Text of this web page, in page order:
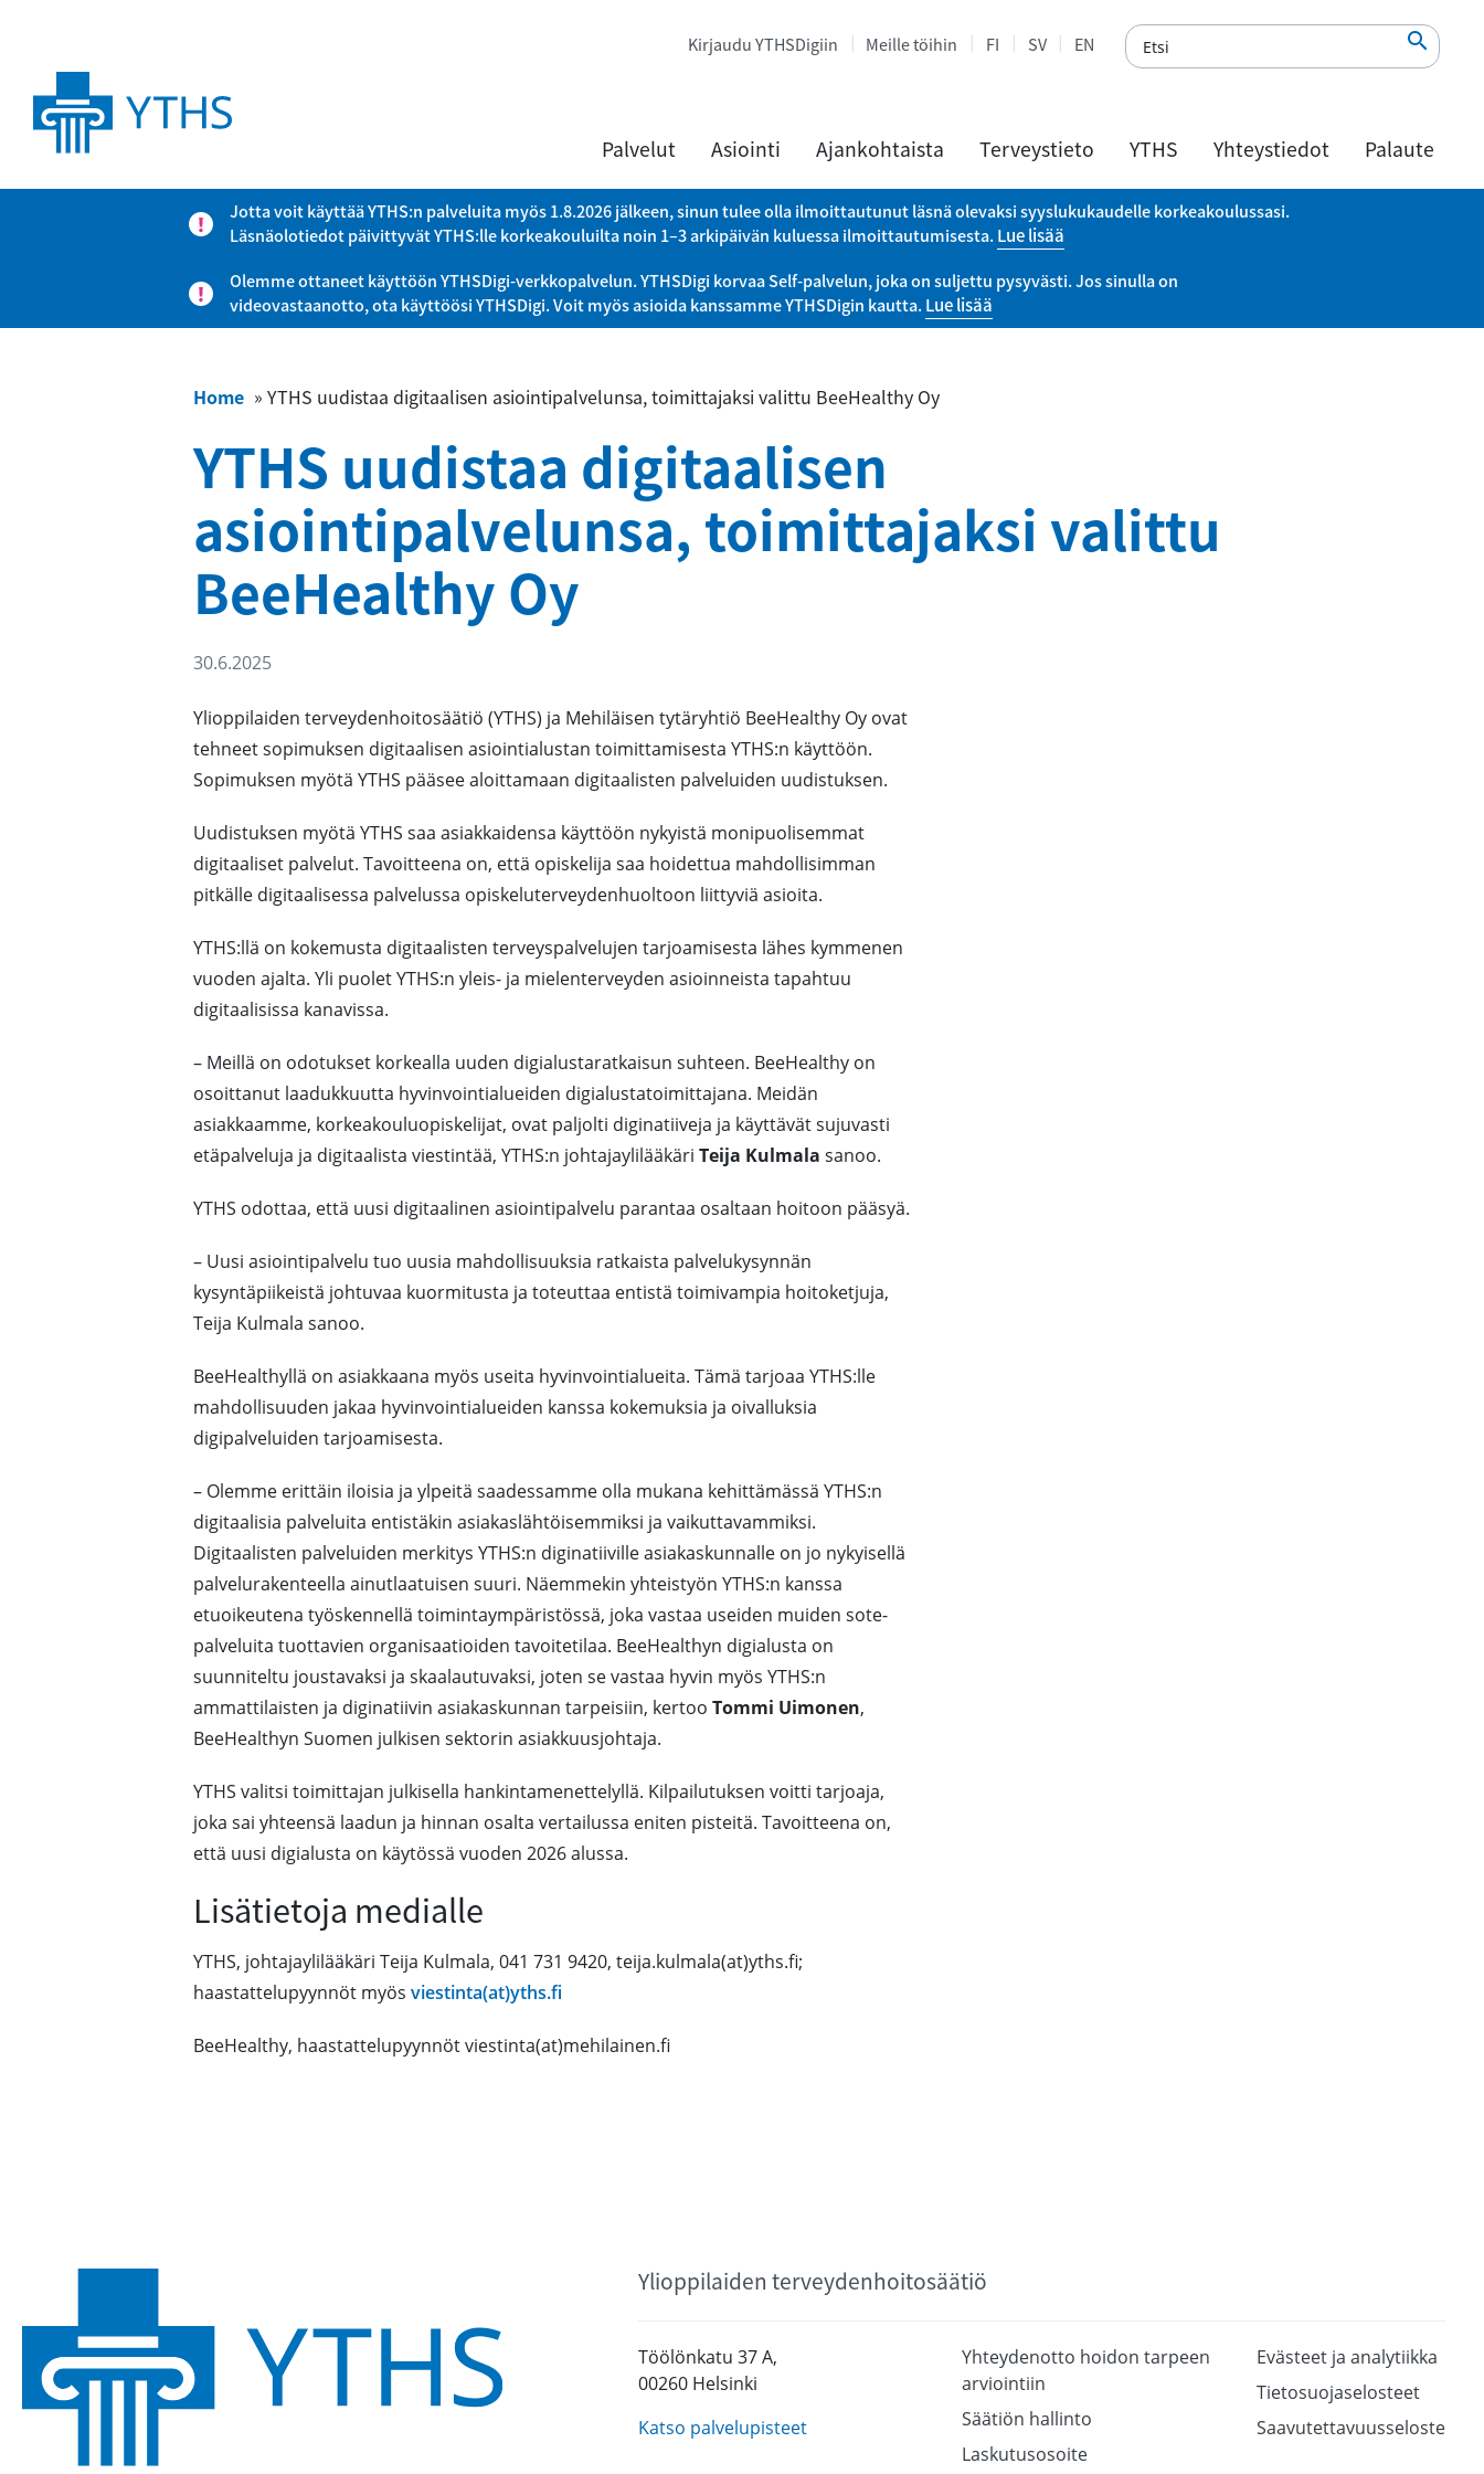
Kirjaudu YTHSDigiin Meille töihin FI SV EN 
Palvelut Asiointi Ajankohtaista Terveystieto YTHS Yhteystiedot Palaute
Jotta voit käyttää YTHS:n palveluita myös 1.8.2026 jälkeen, sinun tulee olla ilmoittautunut läsnä olevaksi syyslukukaudelle korkeakoulussasi.
Läsnäolotiedot päivittyvät YTHS:lle korkeakouluilta noin 1–3 arkipäivän kuluessa ilmoittautumisesta.Lue lisää
Olemme ottaneet käyttöön YTHSDigi-verkkopalvelun. YTHSDigi korvaa Self-palvelun, joka on suljettu pysyvästi. Jos sinulla on
videovastaanotto, ota käyttöösi YTHSDigi. Voit myös asioida kanssamme YTHSDigin kautta.Lue lisää
Home » YTHS uudistaa digitaalisen asiointipalvelunsa, toimittajaksi valittu BeeHealthy Oy
YTHS uudistaa digitaalisen
asiointipalvelunsa, toimittajaksi valittu
BeeHealthy Oy
30.6.2025
Ylioppilaiden terveydenhoitosäätiö (YTHS) ja Mehiläisen tytäryhtiö BeeHealthy Oy ovat
tehneet sopimuksen digitaalisen asiointialustan toimittamisesta YTHS:n käyttöön.
Sopimuksen myötä YTHS pääsee aloittamaan digitaalisten palveluiden uudistuksen.
Uudistuksen myötä YTHS saa asiakkaidensa käyttöön nykyistä monipuolisemmat
digitaaliset palvelut. Tavoitteena on, että opiskelija saa hoidettua mahdollisimman
pitkälle digitaalisessa palvelussa opiskeluterveydenhuoltoon liittyviä asioita.
YTHS:llä on kokemusta digitaalisten terveyspalvelujen tarjoamisesta lähes kymmenen
vuoden ajalta. Yli puolet YTHS:n yleis- ja mielenterveyden asioinneista tapahtuu
digitaalisissa kanavissa.
– Meillä on odotukset korkealla uuden digialustaratkaisun suhteen. BeeHealthy on
osoittanut laadukkuutta hyvinvointialueiden digialustatoimittajana. Meidän
asiakkaamme, korkeakouluopiskelijat, ovat paljolti diginatiiveja ja käyttävät sujuvasti
etäpalveluja ja digitaalista viestintää, YTHS:n johtajaylilääkäri Teija Kulmala sanoo.
YTHS odottaa, että uusi digitaalinen asiointipalvelu parantaa osaltaan hoitoon pääsyä.
– Uusi asiointipalvelu tuo uusia mahdollisuuksia ratkaista palvelukysynnän
kysyntäpiikeistä johtuvaa kuormitusta ja toteuttaa entistä toimivampia hoitoketjuja,
Teija Kulmala sanoo.
BeeHealthyllä on asiakkaana myös useita hyvinvointialueita. Tämä tarjoaa YTHS:lle
mahdollisuuden jakaa hyvinvointialueiden kanssa kokemuksia ja oivalluksia
digipalveluiden tarjoamisesta.
– Olemme erittäin iloisia ja ylpeitä saadessamme olla mukana kehittämässä YTHS:n
digitaalisia palveluita entistäkin asiakaslähtöisemmiksi ja vaikuttavammiksi.
Digitaalisten palveluiden merkitys YTHS:n diginatiiville asiakaskunnalle on jo nykyisellä
palvelurakenteella ainutlaatuisen suuri. Näemmekin yhteistyön YTHS:n kanssa
etuoikeutena työskennellä toimintaympäristössä, joka vastaa useiden muiden sote-
palveluita tuottavien organisaatioiden tavoitetilaa. BeeHealthyn digialusta on
suunniteltu joustavaksi ja skaalautuvaksi, joten se vastaa hyvin myös YTHS:n
ammattilaisten ja diginatiivin asiakaskunnan tarpeisiin, kertoo Tommi Uimonen,
BeeHealthyn Suomen julkisen sektorin asiakkuusjohtaja.
YTHS valitsi toimittajan julkisella hankintamenettelyllä. Kilpailutuksen voitti tarjoaja,
joka sai yhteensä laadun ja hinnan osalta vertailussa eniten pisteitä. Tavoitteena on,
että uusi digialusta on käytössä vuoden 2026 alussa.
Lisätietoja medialle
YTHS, johtajaylilääkäri Teija Kulmala, 041 731 9420, teija.kulmala(at)yths.fi;
haastattelupyynnöt myös viestinta(at)yths.fi
BeeHealthy, haastattelupyynnöt viestinta(at)mehilainen.fi
Ylioppilaiden terveydenhoitosäätiö
Töölönkatu 37 A,
00260 Helsinki
Katso palvelupisteet
Yhteydenotto hoidon tarpeen
arviointiin
Säätiön hallinto
Laskutusosoite
Evästeet ja analytiikka
Tietosuojaselosteet
Saavutettavuusseloste